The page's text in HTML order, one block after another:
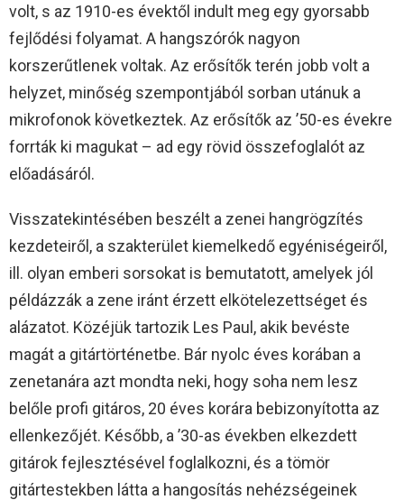
volt, s az 1910-es évektől indult meg egy gyorsabb
fejlődési folyamat. A hangszórók nagyon
korszerűtlenek voltak. Az erősítők terén jobb volt a
helyzet, minőség szempontjából sorban utánuk a
mikrofonok következtek. Az erősítők az ’50-es évekre
forrták ki magukat – ad egy rövid összefoglalót az
előadásáról.
Visszatekintésében beszélt a zenei hangrögzítés
kezdeteiről, a szakterület kiemelkedő egyéniségeiről,
ill. olyan emberi sorsokat is bemutatott, amelyek jól
példázzák a zene iránt érzett elkötelezettséget és
alázatot. Közéjük tartozik Les Paul, akik bevéste
magát a gitártörténetbe. Bár nyolc éves korában a
zenetanára azt mondta neki, hogy soha nem lesz
belőle profi gitáros, 20 éves korára bebizonyította az
ellenkezőjét. Később, a ’30-as években elkezdett
gitárok fejlesztésével foglalkozni, és a tömör
gitártestekben látta a hangosítás nehézségeinek